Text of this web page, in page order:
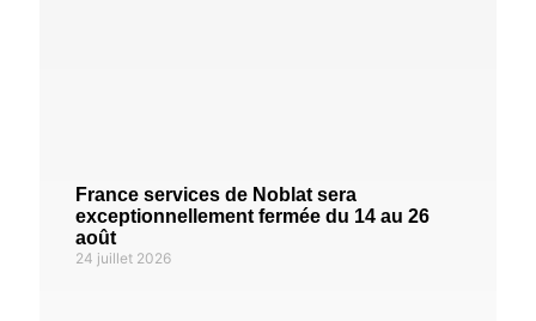
France services de Noblat sera
exceptionnellement fermée du 14 au 26
août
24 juillet 2026